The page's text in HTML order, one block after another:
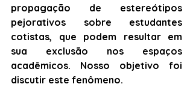
propagação de estereótipos
pejorativos sobre estudantes
cotistas, que podem resultar em
sua exclusão nos espaços
acadêmicos. Nosso objetivo foi
discutir este fenômeno.